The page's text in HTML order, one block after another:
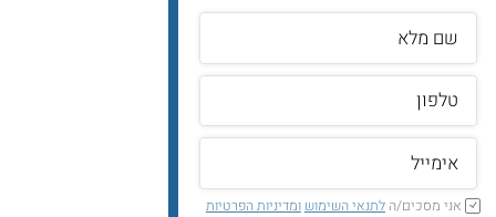
אני מסכים/הלתנאי השימוש ומדיניות הפרטיות